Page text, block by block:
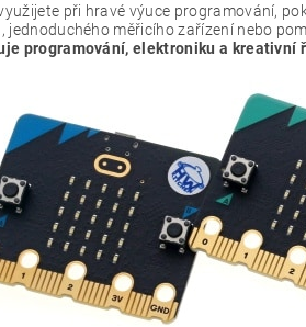
při hravé výuce programování,
jednoduchého měřicího zařízení nebo
programování, elektroniku a kreativní